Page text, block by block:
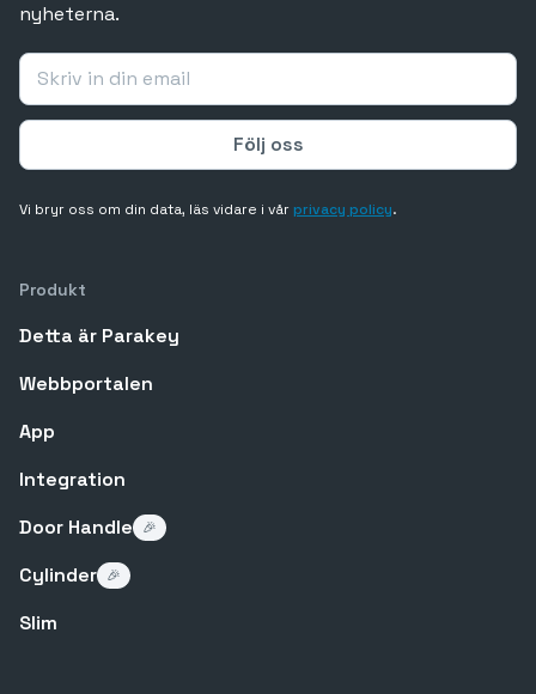
nyheterna.
Vi bryr oss om din data, läs vidare i vårprivacy policy.
Produkt
Detta är Parakey
Webbportalen
App
Integration
Door Handle
🎉
Cylinder 🎉
Slim